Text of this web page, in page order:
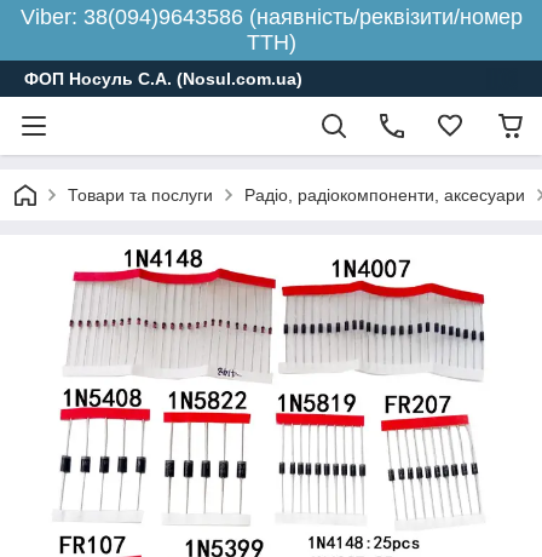
Viber: 38(094)9643586 (наявність/реквізити/номер
ТТН)
ФОП Носуль С.А. (Nosul.com.ua)
Товари та послуги Радіо, радіокомпоненти, аксесуари